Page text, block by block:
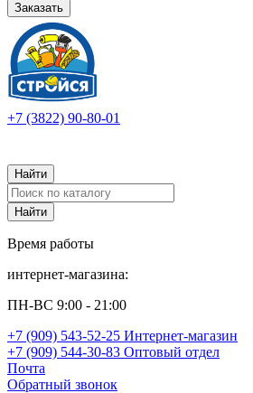
Заказать
+7 (3822) 90-80-01
Время работы
интернет-магазина:
ПН-ВС 9:00 - 21:00
+7 (909) 543-52-25 Интернет-магазин
+7 (909) 544-30-83 Оптовый отдел
Почта
Обратный звонок